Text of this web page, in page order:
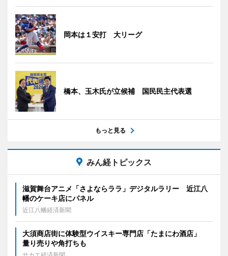
岡本は１安打 大リーグ
橋本、玉木氏が立候補 国民民主代表選
もっと見る
みん経トピックス
滋賀舞台アニメ「さよならララ」デジタルラリー 近江八
幡のケーキ店にパネル
近江八幡経済新聞
大須商店街に体験型ウイスキー専門店「たまにわ酒店」
量り売りや角打ちも